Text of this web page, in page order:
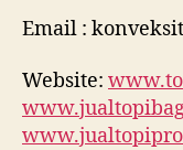
Email :
Website: